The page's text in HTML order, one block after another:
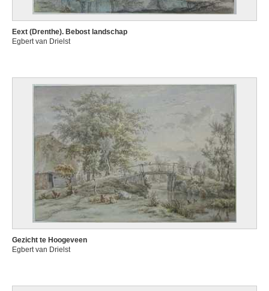
Eext (Drenthe). Bebost landschap
Egbert van Drielst
Gezicht te Hoogeveen
Egbert van Drielst